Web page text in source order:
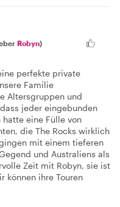
Robyn)
perfekte private
Familie
Altersgruppen und
jeder eingebunden
hatte eine Fülle von
die The Rocks wirklich
mit einem tieferen
und Australiens als
Zeit mit Robyn, sie ist
können ihre Touren